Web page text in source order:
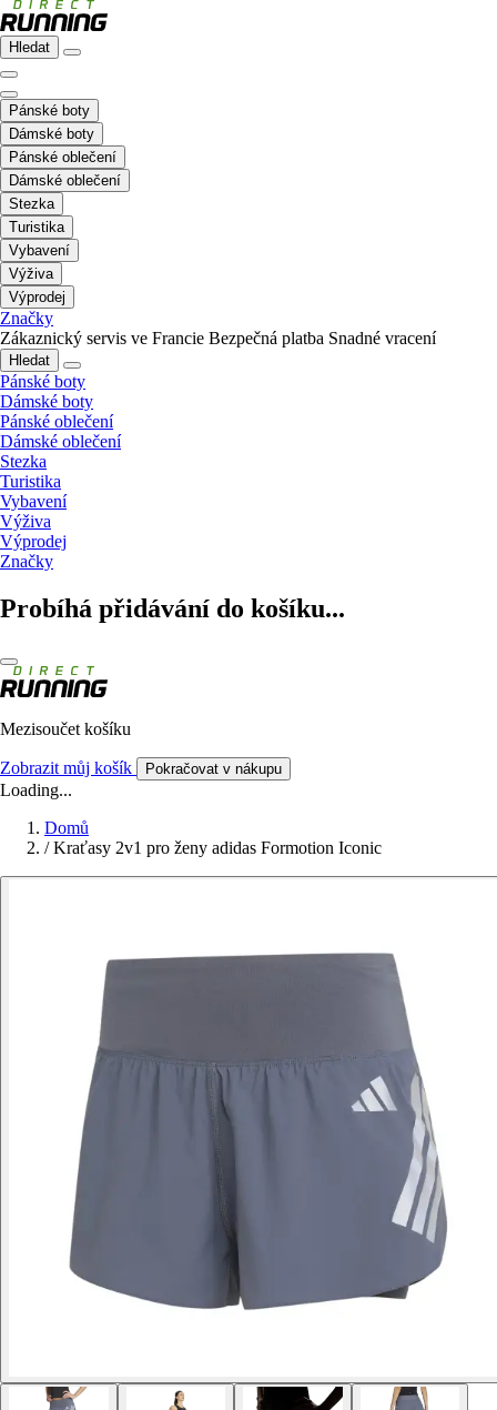
Hledat
Pánské boty
Dámské boty
Pánské oblečení
Dámské oblečení
Stezka
Turistika
Vybavení
Výživa
Výprodej
Značky
Zákaznický servis ve Francie Bezpečná platba Snadné vracení
Hledat
Pánské boty
Dámské boty
Pánské oblečení
Dámské oblečení
Stezka
Turistika
Vybavení
Výživa
Výprodej
Značky
Probíhá přidávání do košíku...
Mezisoučet košíku
Zobrazit můj košík Pokračovat v nákupu
Loading...
Domů
/ Kraťasy 2v1 pro ženy adidas Formotion Iconic